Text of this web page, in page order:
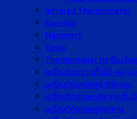
Infrared Thermometer
Kyoritsu
Memmert
Testo
Thermometer (เครื่องวั
เครื่องวัดความชื้นไม้-ผง
เครื่องวัดอุณหภูมิ ดิจิตอล
เครื่องวัดอุณหภูมิความชื้น
เครื่องวัดอุณหภูมิอาหาร